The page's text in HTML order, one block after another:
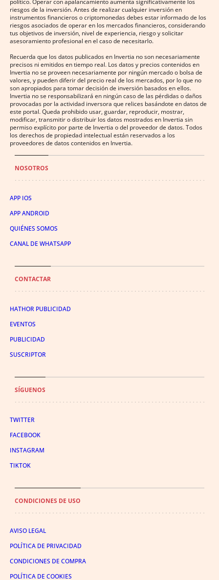
riesgos de la inversión. Antes de realizar cualquier inversión en
instrumentos financieros o criptomonedas debes estar informado de los
riesgos asociados de operar en los mercados financieros, considerando
tus objetivos de inversión, nivel de experiencia, riesgo y solicitar
asesoramiento profesional en el caso de necesitarlo.
Recuerda que los datos publicados en Invertia no son necesariamente
precisos ni emitidos en tiempo real. Los datos y precios contenidos en
Invertia no se proveen necesariamente por ningún mercado o bolsa de
valores, y pueden diferir del precio real de los mercados, por lo que no
son apropiados para tomar decisión de inversión basados en ellos.
Invertia no se responsabilizará en ningún caso de las pérdidas o daños
provocadas por la actividad inversora que relices basándote en datos de
este portal. Queda prohibido usar, guardar, reproducir, mostrar,
modificar, transmitir o distribuir los datos mostrados en Invertia sin
permiso explícito por parte de Invertia o del proveedor de datos. Todos
los derechos de propiedad intelectual están reservados a los
proveedores de datos contenidos en Invertia.
NOSOTROS
APP IOS
APP ANDROID
QUIÉNES SOMOS
CANAL DE WHATSAPP
CONTACTAR
HATHOR PUBLICIDAD
EVENTOS
PUBLICIDAD
SUSCRIPTOR
SÍGUENOS
TWITTER
FACEBOOK
INSTAGRAM
TIKTOK
CONDICIONES DE USO
AVISO LEGAL
POLÍTICA DE PRIVACIDAD
CONDICIONES DE COMPRA
POLÍTICA DE COOKIES